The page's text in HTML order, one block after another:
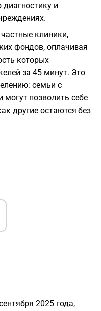
и
клиники,
фондов, оплачивая
которых
за 45 минут. Это
семьи с
позволить себе
другие остаются без
2025 года,